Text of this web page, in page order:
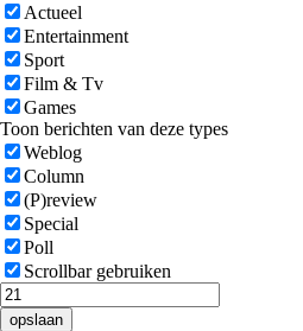
Actueel
Entertainment
Sport
Film & Tv
Games
Toon berichten van deze types
Weblog
Column
(P)review
Special
Poll
Scrollbar gebruiken
opslaan